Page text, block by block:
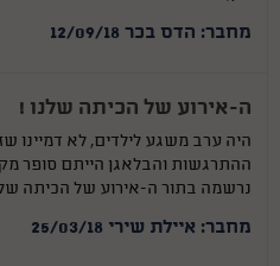
מחבר: הדס בכר 12/09/18
ה-אירוע של הכיתה שלנו !
היה ערב משגע לילדים, לא דמיינו
ההתרגשות והבלאגן הייתם סופר
נרשמה בתור ה-אירוע של הכיתה
מחבר: איילת שירי 25/03/18